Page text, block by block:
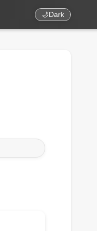
🌙 Dark